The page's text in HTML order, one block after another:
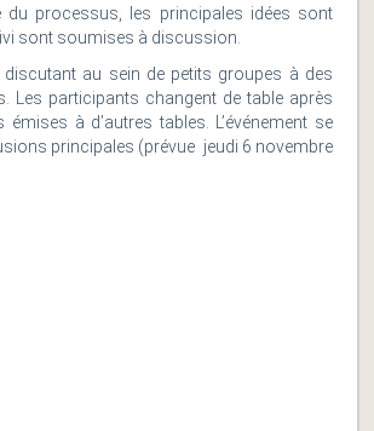
du processus, les principales idées sont
sont soumises à discussion.
au sein de petits groupes à des
Les participants changent de table après
à d’autres tables. L’événement se
principales (prévue jeudi 6 novembre